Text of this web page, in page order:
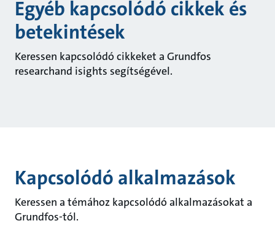
Egyéb kapcsolódó cikkek és
betekintések
Keressen kapcsolódó cikkeket a Grundfos
researchand isights segítségével.
Kapcsolódó alkalmazások
Keressen a témához kapcsolódó alkalmazásokat a
Grundfos-tól.